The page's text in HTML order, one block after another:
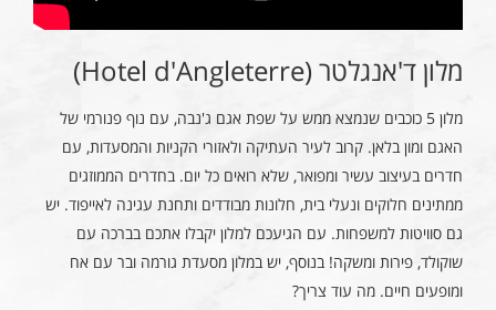
מלון ד'אנגלטר (Hotel d'Angleterre)
מלון 5 כוכבים שנמצא ממש על שפת אגם ג'נבה, עם נוף פנורמי של
האגם ומון בלאן. קרוב לעיר העתיקה ולאזורי הקניות והמסעדות, עם
חדרים בעיצוב עשיר ומפואר, שלא רואים כל יום. בחדרים הממוזגים
ממתינים חלוקים ונעלי בית, חלונות מבודדים ותחנת עגינה לאייפוד. יש
גם סוויטות למשפחות. עם הגיעכם למלון יקבלו אתכם בברכה עם
שוקולד, פירות ומשקה! בנוסף, יש במלון מסעדת גורמה ובר עם אח
ומופעים חיים. מה עוד צריך?